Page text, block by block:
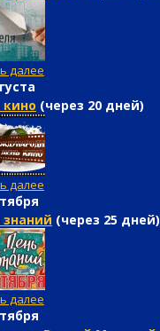
далее
(через 20 дней)
далее
(через 25 дней)
далее